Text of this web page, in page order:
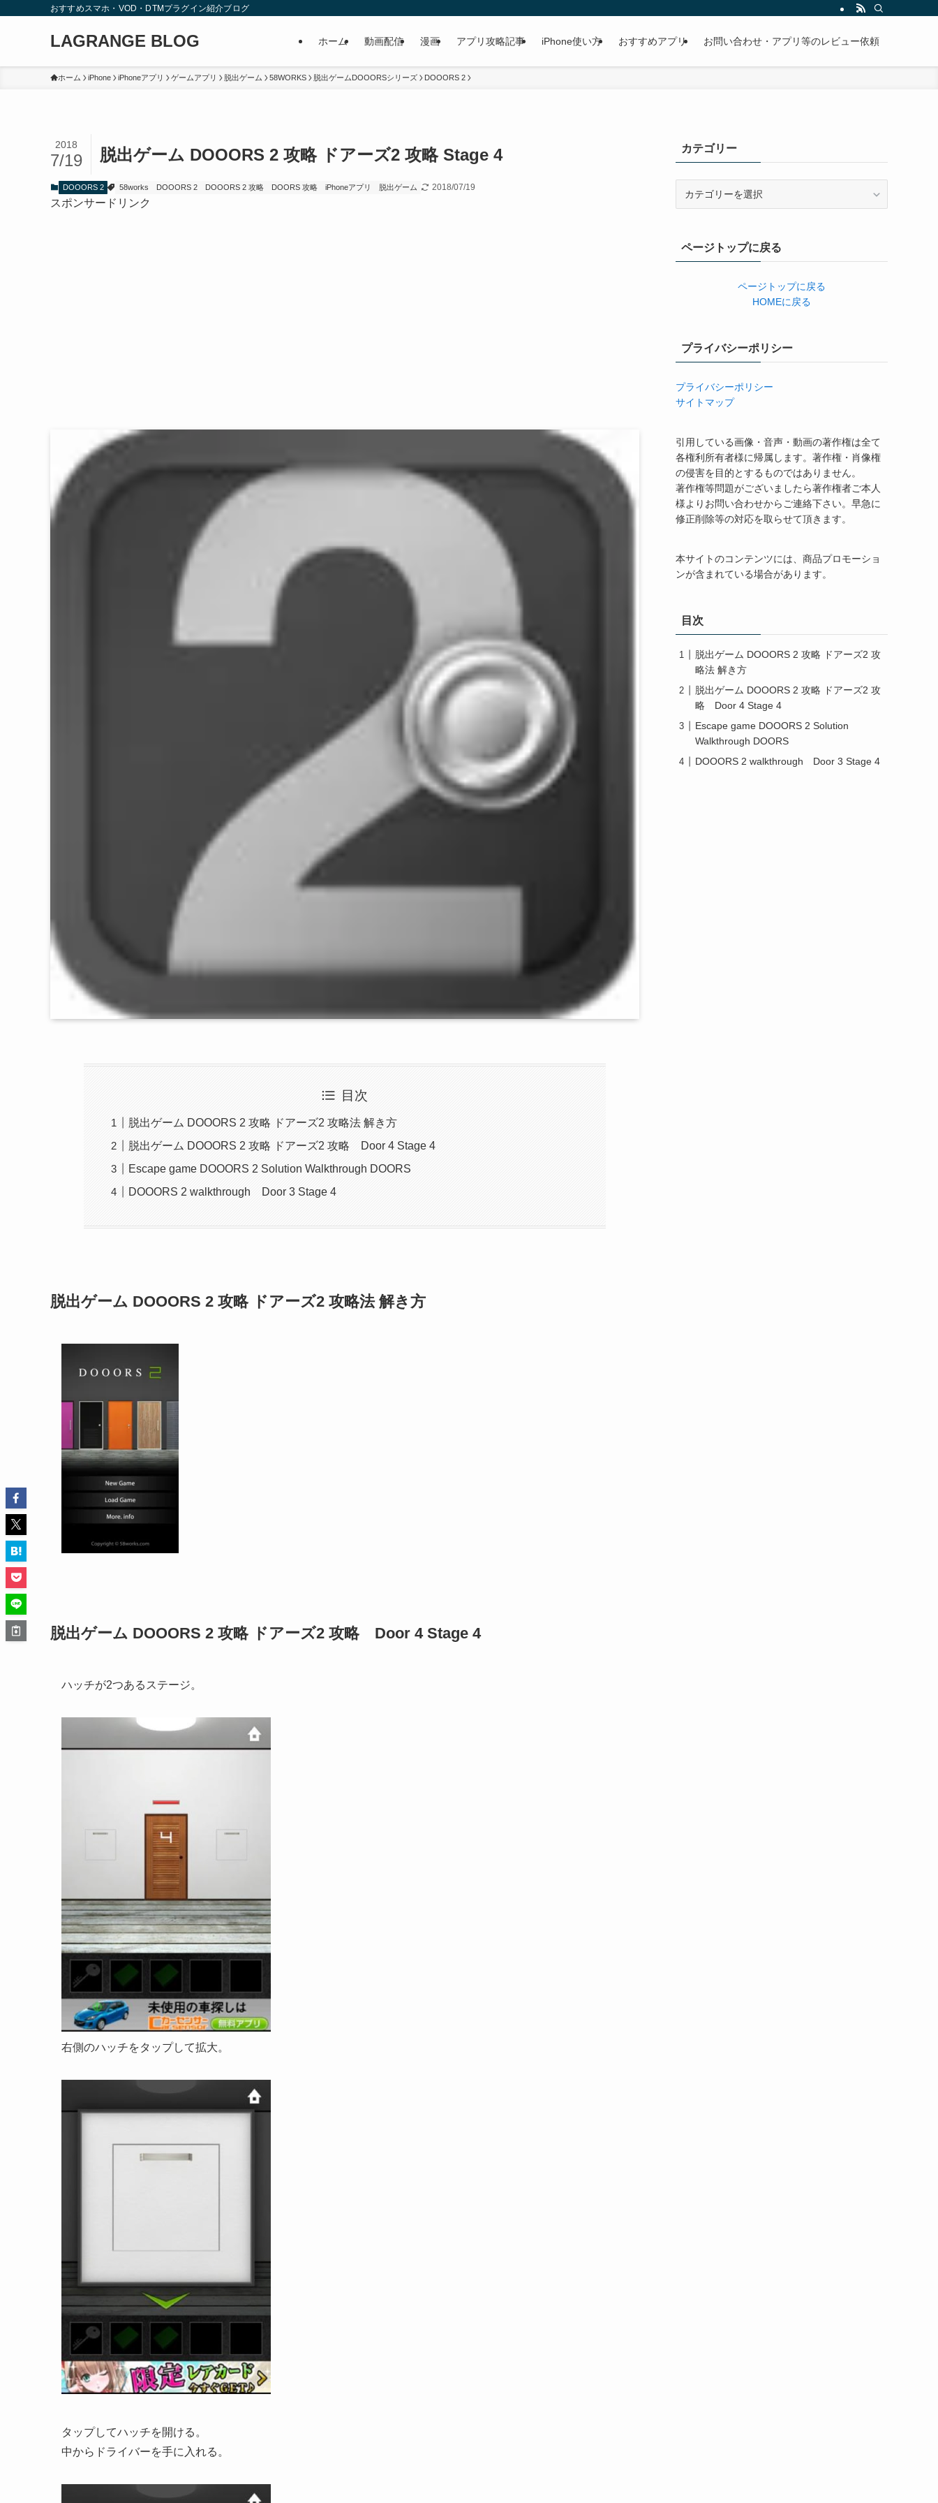
おすすめスマホ・VOD・DTMプラグイン紹介ブログ
LAGRANGE BLOG ホーム 動画配信 漫画 アプリ攻略記事 iPhone使い方 おすすめアプリ お問い合わせ・アプリ等のレビュー依頼
ホーム iPhone iPhoneアプリ ゲームアプリ 脱出ゲーム 58WORKS 脱出ゲームDOOORSシリーズ DOOORS 2
脱出ゲーム DOOORS 2 攻略 ドアーズ2 攻略 Stage 4
2018
7/19
DOOORS 2 58works DOOORS 2 DOOORS 2 攻略 DOORS 攻略 iPhoneアプリ 脱出ゲーム 2018/07/19
スポンサードリンク
目次
脱出ゲーム DOOORS 2 攻略 ドアーズ2 攻略法 解き方
脱出ゲーム DOOORS 2 攻略 ドアーズ2 攻略 Door 4 Stage 4
Escape game DOOORS 2 Solution Walkthrough DOORS
DOOORS 2 walkthrough Door 3 Stage 4
脱出ゲーム DOOORS 2 攻略 ドアーズ2 攻略法 解き方
脱出ゲーム DOOORS 2 攻略 ドアーズ2 攻略 Door 4 Stage 4
ハッチが2つあるステージ。
右側のハッチをタップして拡大。
タップしてハッチを開ける。
中からドライバーを手に入れる。
カテゴリー
ーページトップに戻る
ページトップに戻る
HOMEに戻る
プライバシーポリシー
プライバシーポリシー
サイトマップ
引用している画像・音声・動画の著作権は全て
各権利所有者様に帰属します。著作権・肖像権
の侵害を目的とするものではありません。
著作権等問題がございましたら著作権者ご本人
様よりお問い合わせからご連絡下さい。早急に
修正削除等の対応を取らせて頂きます。
本サイトのコンテンツには、商品プロモーショ
ンが含まれている場合があります。
目次
脱出ゲーム DOOORS 2 攻略 ドアーズ2 攻
略法 解き方
脱出ゲーム DOOORS 2 攻略 ドアーズ2 攻
略 Door 4 Stage 4
Escape game DOOORS 2 Solution
Walkthrough DOORS
DOOORS 2 walkthrough Door 3 Stage 4